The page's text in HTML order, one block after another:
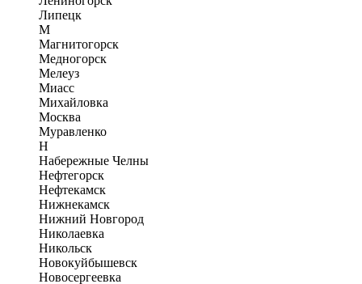
Липецк
М
Магнитогорск
Медногорск
Мелеуз
Миасс
Михайловка
Москва
Муравленко
Н
Набережные Челны
Нефтегорск
Нефтекамск
Нижнекамск
Нижний Новгород
Николаевка
Никольск
Новокуйбышевск
Новосергеевка